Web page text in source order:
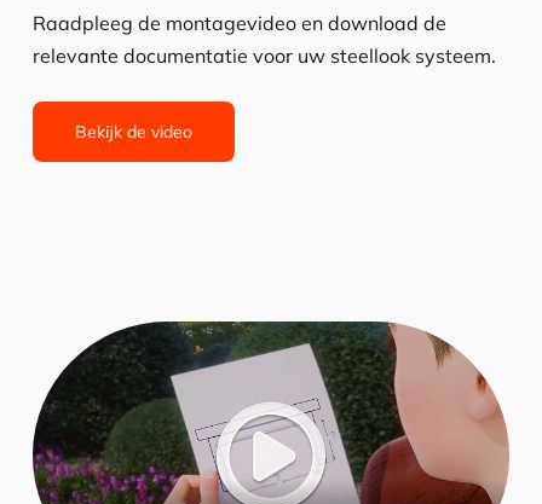
Raadpleeg de montagevideo en download de
relevante documentatie voor uw steellook systeem.
Bekijk de video